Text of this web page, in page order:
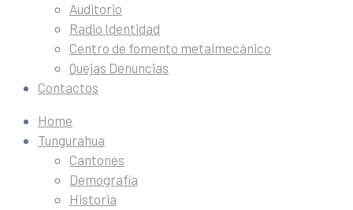
Auditorio
Radio Identidad
Centro de fomento metalmecánico
Quejas Denuncias
Contactos
Home
Tungurahua
Cantones
Demografía
Historia